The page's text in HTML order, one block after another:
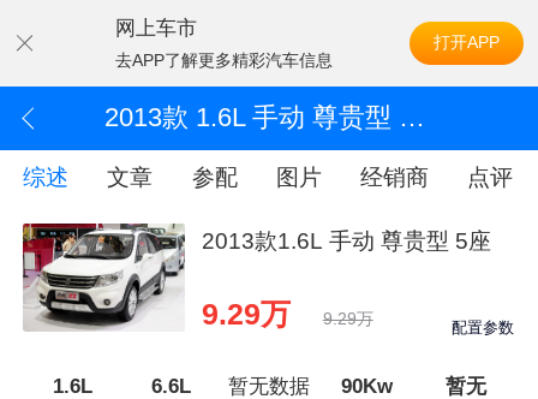
网上车市
去APP了解更多精彩汽车信息
打开APP
2013款 1.6L 手动 尊贵型 5座
综述 文章 参配 图片 经销商 点评
2013款1.6L 手动 尊贵型 5座
9.29万 9.29万 配置参数
1.6L 6.6L 暂无数据 90Kw 暂无